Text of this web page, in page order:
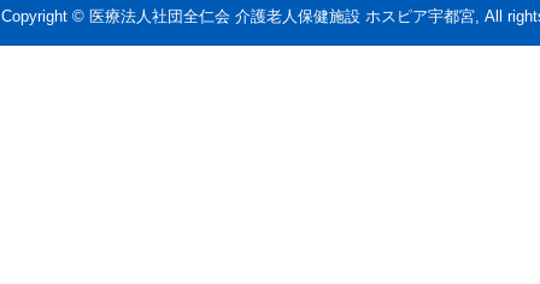
Copyright © 医療法人社団全仁会 介護老人保健施設 ホスピア宇都宮, All